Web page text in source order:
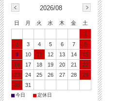
2026/08
日 月 火 水 木 金
土
1
2
3 4 5 6 7
8
9
10 11 12 13 14
15
16
17 18 19 20 21
22
23
24 25 26 27 28
29
30
31
■今日 ■定休日